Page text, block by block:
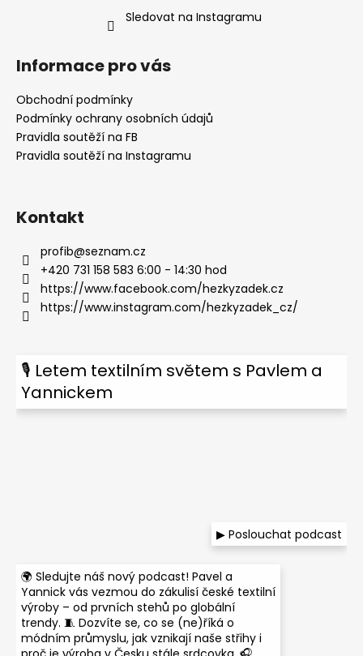
Sledovat na Instagramu
Informace pro vás
Obchodní podmínky
Podmínky ochrany osobních údajů
Pravidla soutěží na FB
Pravidla soutěží na Instagramu
Kontakt
profib@seznam.cz
+420 731 158 583 6:00 - 14:30 hod
https://www.facebook.com/hezkyzadek.cz
https://www.instagram.com/hezkyzadek_cz/
🎙 Letem textilním světem s Pavlem a
Yannickem
🌍 Sledujte náš nový podcast! Pavel a
Yannick vás vezmou do zákulisí české textilní
výroby – od prvních stehů po globální
trendy. 🧵 Dozvíte se, co se (ne)říká o
módním průmyslu, jak vznikají naše střihy i
▶ Poslouchat podcast